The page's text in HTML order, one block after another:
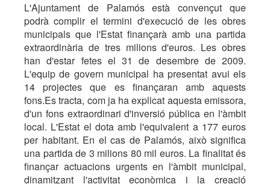
L'Ajuntament de Palamós està convençut que
podrà complir el termini d'execució de les obres
municipals que l'Estat finançarà amb una partida
extraordinària de tres milions d'euros. Les obres
han d'estar fetes el 31 de desembre de 2009.
L'equip de govern municipal ha presentat avui els
14 projectes que es finançaran amb aquests
fons.Es tracta, com ja ha explicat aquesta emissora,
d'un fons extraordinari d'inversió pública en l'àmbit
local. L'Estat el dota amb l'equivalent a 177 euros
per habitant. En el cas de Palamós, això significa
una partida de 3 milions 80 mil euros. La finalitat és
finançar actuacions urgents en l'àmbit municipal,
dinamitzant l'activitat econòmica i la creació